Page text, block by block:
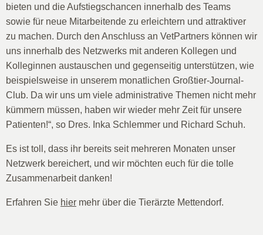
bieten und die Aufstiegschancen innerhalb des Teams
sowie für neue Mitarbeitende zu erleichtern und attraktiver
zu machen. Durch den Anschluss an VetPartners können wir
uns innerhalb des Netzwerks mit anderen Kollegen und
Kolleginnen austauschen und gegenseitig unterstützen, wie
beispielsweise in unserem monatlichen Großtier-Journal-
Club. Da wir uns um viele administrative Themen nicht mehr
kümmern müssen, haben wir wieder mehr Zeit für unsere
Patienten!“, so Dres. Inka Schlemmer und Richard Schuh.
Es ist toll, dass ihr bereits seit mehreren Monaten unser
Netzwerk bereichert, und wir möchten euch für die tolle
Zusammenarbeit danken!
Erfahren Sie hier mehr über die Tierärzte Mettendorf.